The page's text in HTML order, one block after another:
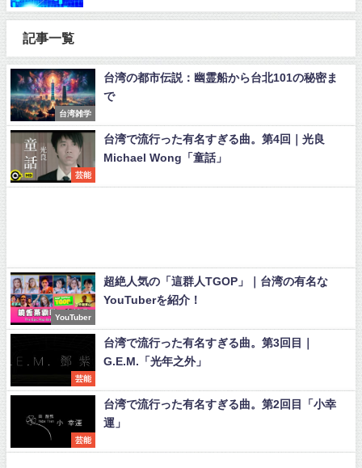
記事一覧
台湾雑学
台湾の都市伝説：幽霊船から台北101の秘密ま
で
芸能
台湾で流行った有名すぎる曲。第4回｜光良
Michael Wong「童話」
YouTuber
超絶人気の「這群人TGOP」｜台湾の有名な
YouTuberを紹介！
芸能
台湾で流行った有名すぎる曲。第3回目｜
G.E.M.「光年之外」
芸能
台湾で流行った有名すぎる曲。第2回目「小幸
運」